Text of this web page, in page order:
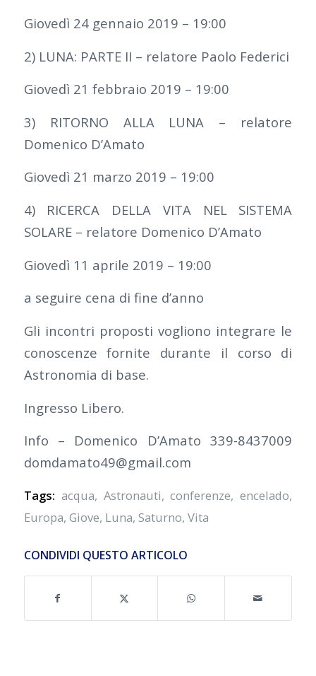
Giovedì 24 gennaio 2019 – 19:00
2) LUNA: PARTE II – relatore Paolo Federici
Giovedì 21 febbraio 2019 – 19:00
3) RITORNO ALLA LUNA – relatore
Domenico D’Amato
Giovedì 21 marzo 2019 – 19:00
4) RICERCA DELLA VITA NEL SISTEMA
SOLARE – relatore Domenico D’Amato
Giovedì 11 aprile 2019 – 19:00
a seguire cena di fine d’anno
Gli incontri proposti vogliono integrare le
conoscenze fornite durante il corso di
Astronomia di base.
Ingresso Libero.
Info – Domenico D’Amato 339-8437009
domdamato49@gmail.com
Tags: acqua, Astronauti,conferenze,encelado,
Europa, Giove, Luna, Saturno, Vita
CONDIVIDI QUESTO ARTICOLO